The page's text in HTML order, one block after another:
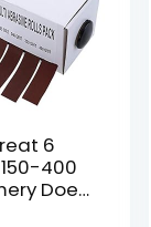
6
400
Doek